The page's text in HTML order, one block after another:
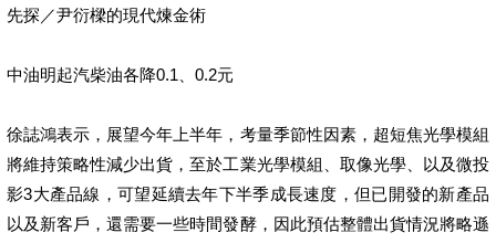
先探／尹衍樑的現代煉金術
中油明起汽柴油各降0.1、0.2元
徐誌鴻表示，展望今年上半年，考量季節性因素，超短焦光學模組
將維持策略性減少出貨，至於工業光學模組、取像光學、以及微投
影3大產品線，可望延續去年下半季成長速度，但已開發的新產品
以及新客戶，還需要一些時間發酵，因此預估整體出貨情況將略遜